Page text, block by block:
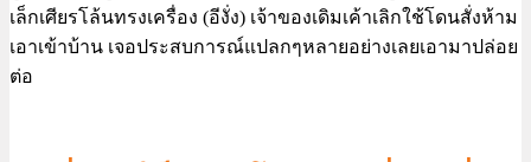
เล็กเศียรโล้นทรงเครื่อง (อีงั่ง) เจ้าของเดิมเค้าเลิกใช้โดนสั่งห้าม
เอาเข้าบ้าน เจอประสบการณ์แปลกๆหลายอย่างเลยเอามาปล่อย
ต่อ